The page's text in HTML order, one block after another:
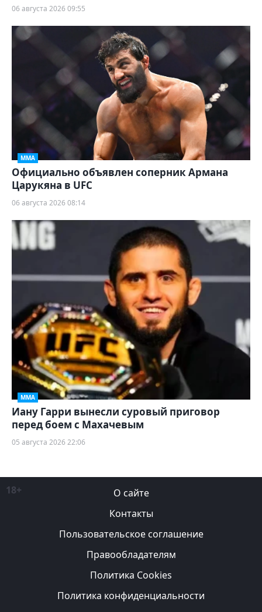
06 августа 2026 09:55
ММА
Официально объявлен соперник Армана
Царукяна в UFC
06 августа 2026 08:14
ММА
Иану Гарри вынесли суровый приговор
перед боем с Махачевым
05 августа 2026 22:06
18+
О сайте
Контакты
Пользовательское соглашение
Правообладателям
Политика Cookies
Политика конфиденциальности